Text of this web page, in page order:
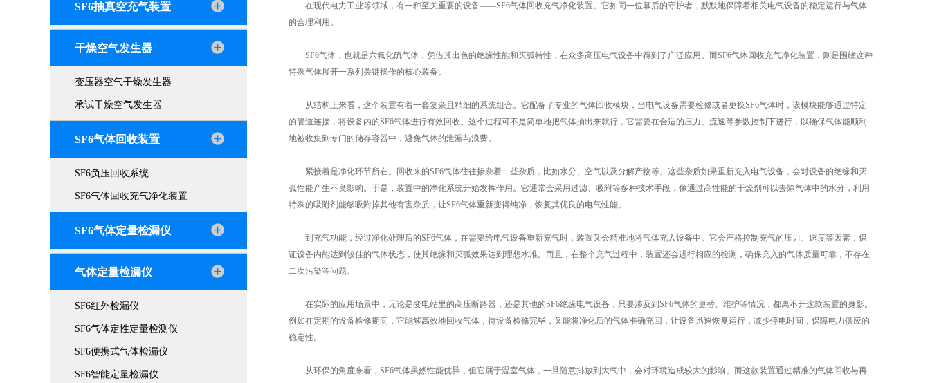
SF6抽真空充气装置
干燥空气发生器
变压器空气干燥发生器
承试干燥空气发生器
SF6气体回收装置
SF6负压回收系统
SF6气体回收充气净化装置
SF6气体定量检漏仪
气体定量检漏仪
SF6红外检漏仪
SF6气体定性定量检测仪
SF6便携式气体检漏仪
SF6智能定量检漏仪
在现代电力工业等领域，有一种至关重要的设备——SF6气体回收充气净化装置。它如同一位幕后的守护者，默默地保障着相关电气设备的稳定运行与气体
的合理利用。
SF6气体，也就是六氟化硫气体，凭借其出色的绝缘性能和灭弧特性，在众多高压电气设备中得到了广泛应用。而SF6气体回收充气净化装置，则是围绕这种
特殊气体展开一系列关键操作的核心装备。
从结构上来看，这个装置有着一套复杂且精细的系统组合。它配备了专业的气体回收模块，当电气设备需要检修或者更换SF6气体时，该模块能够通过特定
的管道连接，将设备内的SF6气体进行有效回收。这个过程可不是简单地把气体抽出来就行，它需要在合适的压力、流速等参数控制下进行，以确保气体能顺利
地被收集到专门的储存容器中，避免气体的泄漏与浪费。
紧接着是净化环节所在。回收来的SF6气体往往掺杂着一些杂质，比如水分、空气以及分解产物等。这些杂质如果重新充入电气设备，会对设备的绝缘和灭
弧性能产生不良影响。于是，装置中的净化系统开始发挥作用。它通常会采用过滤、吸附等多种技术手段，像通过高性能的干燥剂可以去除气体中的水分，利用
特殊的吸附剂能够吸附掉其他有害杂质，让SF6气体重新变得纯净，恢复其优良的电气性能。
到充气功能，经过净化处理后的SF6气体，在需要给电气设备重新充气时，装置又会精准地将气体充入设备中。它会严格控制充气的压力、速度等因素，保
证设备内能达到较佳的气体状态，使其绝缘和灭弧效果达到理想水准。而且，在整个充气过程中，装置还会进行相应的检测，确保充入的气体质量可靠，不存在
二次污染等问题。
在实际的应用场景中，无论是变电站里的高压断路器，还是其他的SF6绝缘电气设备，只要涉及到SF6气体的更替、维护等情况，都离不开这款装置的身影。
例如在定期的设备检修期间，它能够高效地回收气体，待设备检修完毕，又能将净化后的气体准确充回，让设备迅速恢复运行，减少停电时间，保障电力供应的
稳定性。
从环保的角度来看，SF6气体虽然性能优异，但它属于温室气体，一旦随意排放到大气中，会对环境造成较大的影响。而这款装置通过精准的气体回收与再